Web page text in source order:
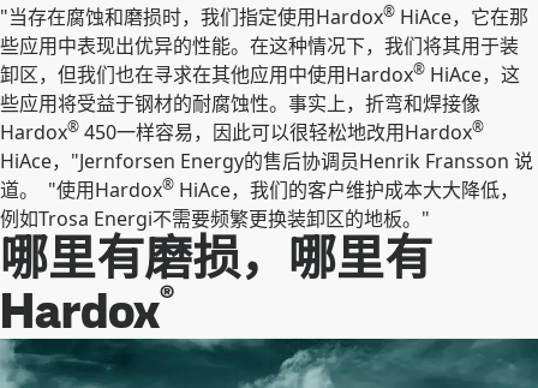
"当存在腐蚀和磨损时，我们指定使用Hardox® HiAce，它在那
些应用中表现出优异的性能。在这种情况下，我们将其用于装
卸区，但我们也在寻求在其他应用中使用Hardox® HiAce，这
些应用将受益于钢材的耐腐蚀性。事实上，折弯和焊接像
Hardox® 450一样容易，因此可以很轻松地改用Hardox®
HiAce，"Jernforsen Energy的售后协调员Henrik Fransson 说
道。 "使用Hardox® HiAce，我们的客户维护成本大大降低，
例如Trosa Energi不需要频繁更换装卸区的地板。"
哪里有磨损，哪里有
Hardox®